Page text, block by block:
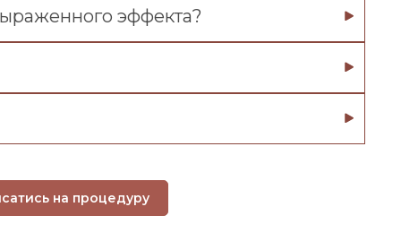
эффекта?
на процедуру